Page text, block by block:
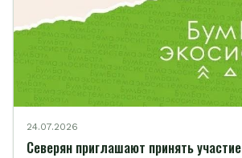
24.07.2026
Северян приглашают принять